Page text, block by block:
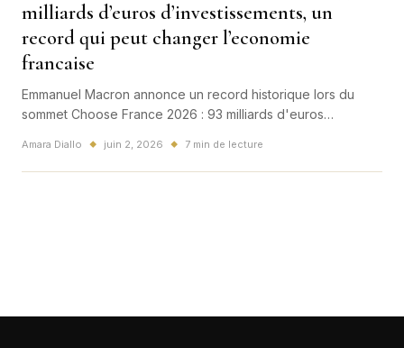
milliards d’euros d’investissements, un
record qui peut changer l’economie
francaise
Emmanuel Macron annonce un record historique lors du
sommet Choose France 2026 : 93 milliards d'euros
attendus en France.
Amara Diallo ◆ juin 2, 2026 ◆ 7 min de lecture